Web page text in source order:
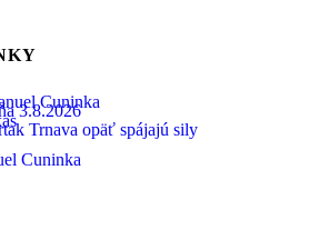
Cuninka
3.8.2026
Trnava opäť spájajú sily
Cuninka